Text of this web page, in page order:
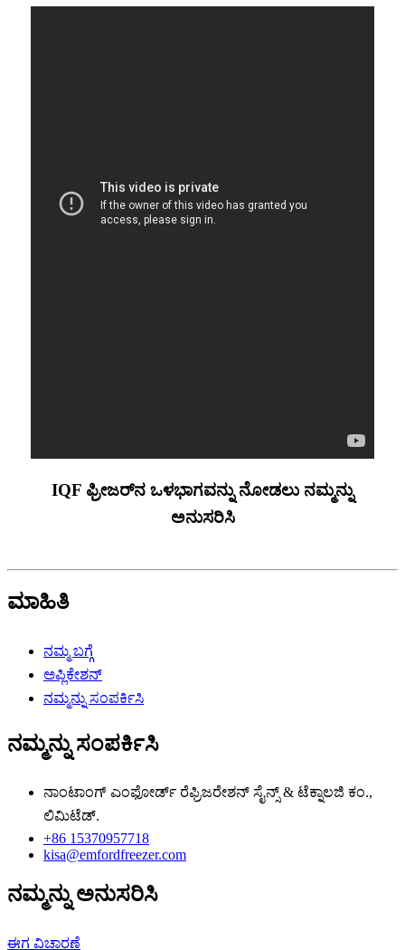
IQF ಫ್ರೀಜರ್‌ನ ಒಳಭಾಗವನ್ನು ನೋಡಲು ನಮ್ಮನ್ನು
ಅನುಸರಿಸಿ
ಮಾಹಿತಿ
ನಮ್ಮ ಬಗ್ಗೆ
ಅಪ್ಲಿಕೇಶನ್
ನಮ್ಮನ್ನು ಸಂಪರ್ಕಿಸಿ
ನಮ್ಮನ್ನು ಸಂಪರ್ಕಿಸಿ
ನಾಂಟಾಂಗ್ ಎಂಫೋರ್ಡ್ ರೆಫ್ರಿಜರೇಶನ್ ಸೈನ್ಸ್ & ಟೆಕ್ನಾಲಜಿ ಕಂ.,
ಲಿಮಿಟೆಡ್.
+86 15370957718
kisa@emfordfreezer.com
ನಮ್ಮನ್ನು ಅನುಸರಿಸಿ
ಈಗ ವಿಚಾರಣೆ